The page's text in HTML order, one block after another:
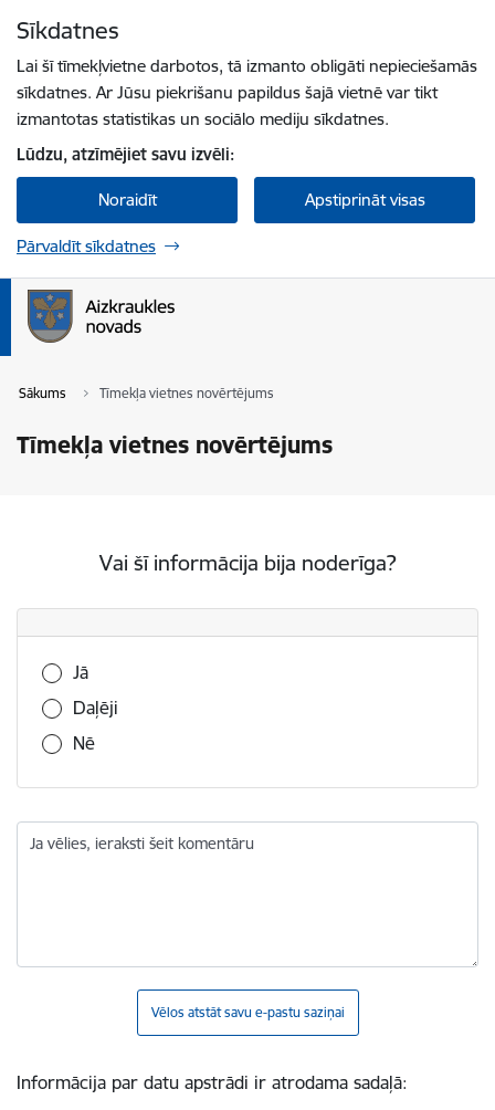
Sīkdatnes
Lai šī tīmekļvietne darbotos, tā izmanto obligāti nepieciešamās
sīkdatnes. Ar Jūsu piekrišanu papildus šajā vietnē var tikt
izmantotas statistikas un sociālo mediju sīkdatnes.
Lūdzu, atzīmējiet savu izvēli:
Noraidīt Apstiprināt visas
Pārvaldīt sīkdatnes
Sākums Tīmekļa vietnes novērtējums
Tīmekļa vietnes novērtējums
Vai šī informācija bija noderīga?
Vai šī informācija bija noderīga?
Jā
Daļēji
Nē
Ja vēlies, ieraksti šeit komentāru
Vēlos atstāt savu e-pastu saziņai
Informācija par datu apstrādi ir atrodama sadaļā: